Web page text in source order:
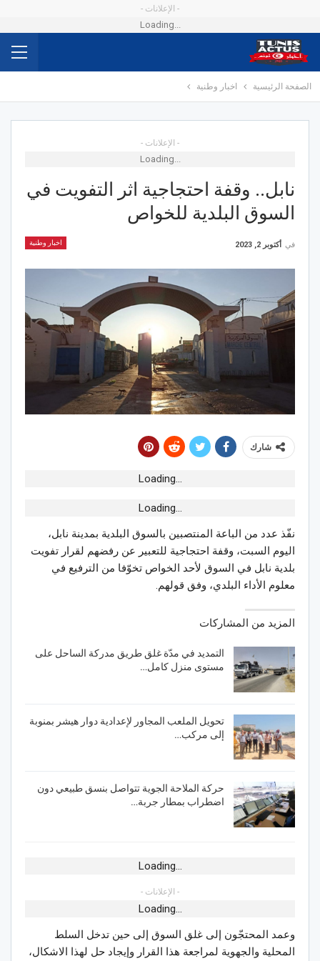
- الإعلانات -
Loading...
الصفحة الرئيسية اخبار وطنية
- الإعلانات -
Loading...
نابل.. وقفة احتجاجية اثر التفويت في
السوق البلدية للخواص
اخبار وطنية في أكتوبر 2, 2023
شارك
Loading...
Loading...
نفّذ عدد من الباعة المنتصبين بالسوق البلدية بمدينة نابل،
اليوم السبت، وقفة احتجاجية للتعبير عن رفضهم لقرار تفويت
بلدية نابل في السوق لأحد الخواص تخوّفا من الترفيع في
معلوم الأداء البلدي، وفق قولهم.
المزيد من المشاركات
التمديد في مدّة غلق طريق مدركة الساحل على
مستوى منزل كامل…
تحويل الملعب المجاور لإعدادية دوار هيشر بمنوبة
إلى مركب…
حركة الملاحة الجوية تتواصل بنسق طبيعي دون
اضطراب بمطار جربة…
Loading...
- الإعلانات -
Loading...
وعمد المحتجّون إلى غلق السوق إلى حين تدخل السلط
المحلية والجهوية لمراجعة هذا القرار وإيجاد حل لهذا الاشكال،